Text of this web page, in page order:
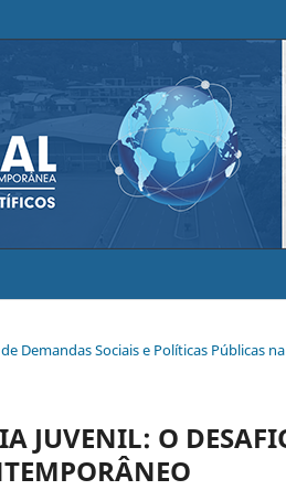
Demandas Sociais e Políticas Públicas
JUVENIL: O